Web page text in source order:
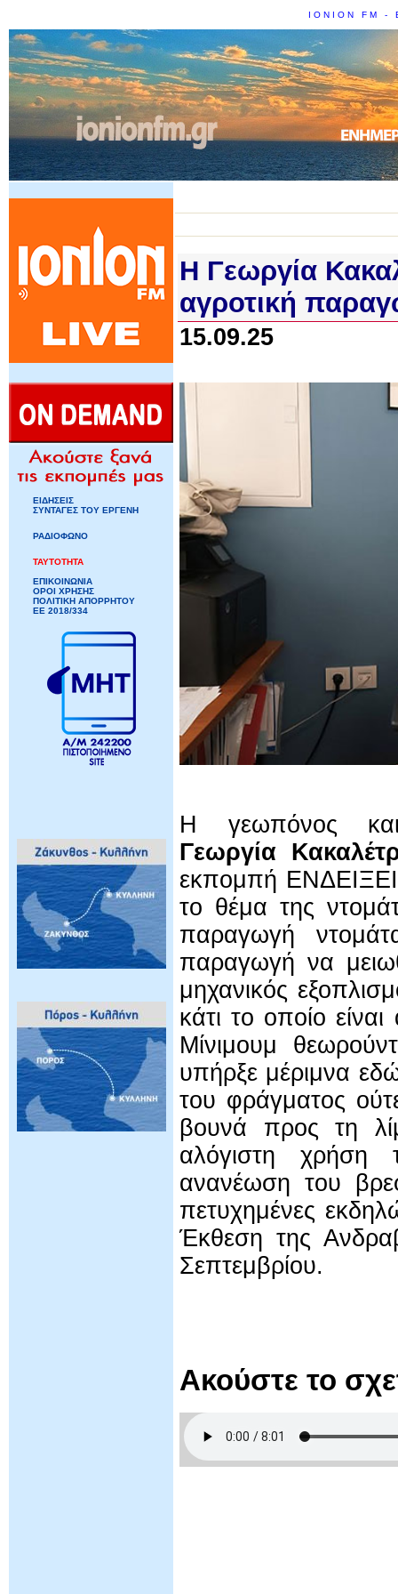
IONION FM -
ΕΙΔΗΣΕΙΣ
ΣΥΝΤΑΓΕΣ ΤΟΥ ΕΡΓΕΝΗ
ΡΑΔΙΟΦΩΝΟ
ΤΑΥΤΟΤΗΤΑ
ΕΠΙΚΟΙΝΩΝΙΑ
ΟΡΟΙ ΧΡΗΣΗΣ
ΠΟΛΙΤΙΚΗ ΑΠΟΡΡΗΤΟΥ
ΕΕ 2018/334
Η Γεωργία
αγροτική
15.09.25
Η γεωπόνος και
Γεωργία
εκπομπή
το θέμα της
παραγωγή
παραγωγή να
μηχανικός
κάτι το οποίο
Μίνιμουμ
υπήρξε μέριμνα
του φράγματος
βουνά προς τη
αλόγιστη χρήση
ανανέωση του
πετυχημένες
Έκθεση της
Σεπτεμβρίου.
Ακούστε το